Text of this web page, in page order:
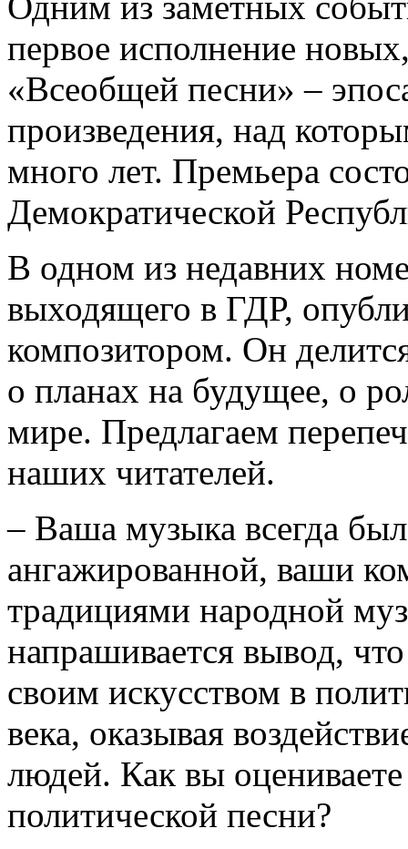
первое исполнение
«Всеобщей песни» –
произведения, над
много лет. Премьера
Демократической
В одном из недавних
выходящего в ГДР,
композитором. Он
о планах на будущее, о
мире. Предлагаем
наших читателей.
– Ваша музыка всегда
ангажированной, ваши
традициями народной
напрашивается вывод,
своим искусством в
века, оказывая
людей. Как вы
политической песни?